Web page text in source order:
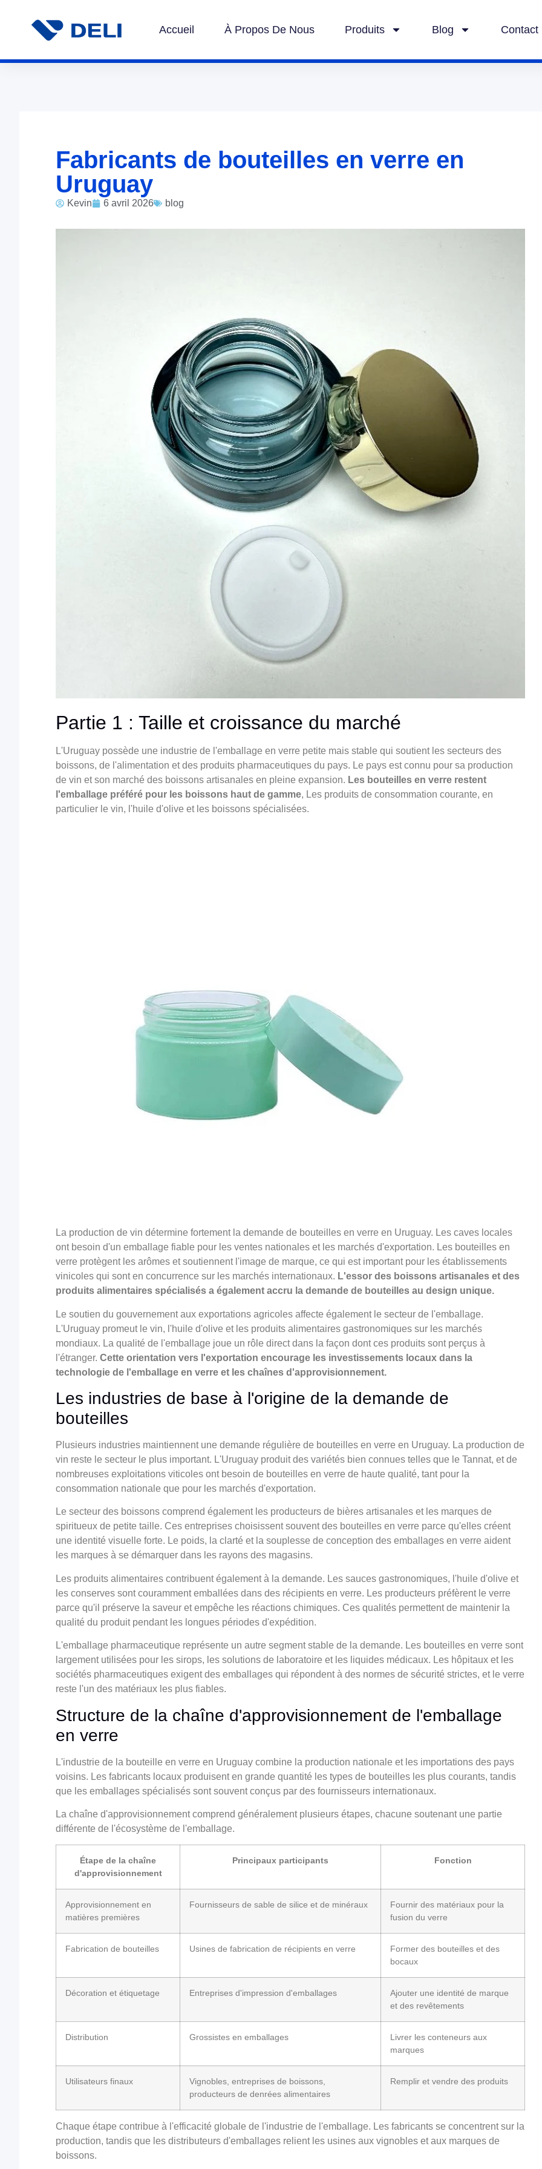
Accueil À Propos De Nous Produits Blog Contact
Fabricants de bouteilles en verre en
Uruguay
Kevin 6 avril 2026 blog
Partie 1 : Taille et croissance du marché
L'Uruguay possède une industrie de l'emballage en verre petite mais stable qui soutient les secteurs des
boissons, de l'alimentation et des produits pharmaceutiques du pays. Le pays est connu pour sa production
de vin et son marché des boissons artisanales en pleine expansion. Les bouteilles en verre restent
l'emballage préféré pour les boissons haut de gamme, Les produits de consommation courante, en
particulier le vin, l'huile d'olive et les boissons spécialisées.
La production de vin détermine fortement la demande de bouteilles en verre en Uruguay. Les caves locales
ont besoin d'un emballage fiable pour les ventes nationales et les marchés d'exportation. Les bouteilles en
verre protègent les arômes et soutiennent l'image de marque, ce qui est important pour les établissements
vinicoles qui sont en concurrence sur les marchés internationaux. L'essor des boissons artisanales et des
produits alimentaires spécialisés a également accru la demande de bouteilles au design unique.
Le soutien du gouvernement aux exportations agricoles affecte également le secteur de l'emballage.
L'Uruguay promeut le vin, l'huile d'olive et les produits alimentaires gastronomiques sur les marchés
mondiaux. La qualité de l'emballage joue un rôle direct dans la façon dont ces produits sont perçus à
l'étranger. Cette orientation vers l'exportation encourage les investissements locaux dans la
technologie de l'emballage en verre et les chaînes d'approvisionnement.
Les industries de base à l'origine de la demande de
bouteilles
Plusieurs industries maintiennent une demande régulière de bouteilles en verre en Uruguay. La production de
vin reste le secteur le plus important. L'Uruguay produit des variétés bien connues telles que le Tannat, et de
nombreuses exploitations viticoles ont besoin de bouteilles en verre de haute qualité, tant pour la
consommation nationale que pour les marchés d'exportation.
Le secteur des boissons comprend également les producteurs de bières artisanales et les marques de
spiritueux de petite taille. Ces entreprises choisissent souvent des bouteilles en verre parce qu'elles créent
une identité visuelle forte. Le poids, la clarté et la souplesse de conception des emballages en verre aident
les marques à se démarquer dans les rayons des magasins.
Les produits alimentaires contribuent également à la demande. Les sauces gastronomiques, l'huile d'olive et
les conserves sont couramment emballées dans des récipients en verre. Les producteurs préfèrent le verre
parce qu'il préserve la saveur et empêche les réactions chimiques. Ces qualités permettent de maintenir la
qualité du produit pendant les longues périodes d'expédition.
L'emballage pharmaceutique représente un autre segment stable de la demande. Les bouteilles en verre sont
largement utilisées pour les sirops, les solutions de laboratoire et les liquides médicaux. Les hôpitaux et les
sociétés pharmaceutiques exigent des emballages qui répondent à des normes de sécurité strictes, et le verre
reste l'un des matériaux les plus fiables.
Structure de la chaîne d'approvisionnement de l'emballage
en verre
L'industrie de la bouteille en verre en Uruguay combine la production nationale et les importations des pays
voisins. Les fabricants locaux produisent en grande quantité les types de bouteilles les plus courants, tandis
que les emballages spécialisés sont souvent conçus par des fournisseurs internationaux.
La chaîne d'approvisionnement comprend généralement plusieurs étapes, chacune soutenant une partie
différente de l'écosystème de l'emballage.
Étape de la chaîne
d'approvisionnement
Principaux participants Fonction
Approvisionnement en
matières premières
Fournisseurs de sable de silice et de minéraux
Fournir des matériaux pour la
fusion du verre
Fabrication de bouteilles Usines de fabrication de récipients en verre
Former des bouteilles et des
bocaux
Décoration et étiquetage Entreprises d'impression d'emballages
Ajouter une identité de marque
et des revêtements
Distribution Grossistes en emballages
Livrer les conteneurs aux
marques
Utilisateurs finaux
Vignobles, entreprises de boissons,
producteurs de denrées alimentaires
Remplir et vendre des produits
Chaque étape contribue à l'efficacité globale de l'industrie de l'emballage. Les fabricants se concentrent sur la
production, tandis que les distributeurs d'emballages relient les usines aux vignobles et aux marques de
boissons.